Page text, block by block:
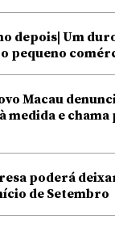
depois| Um
pequeno
Macau
medida e chama
poderá
de Setembro